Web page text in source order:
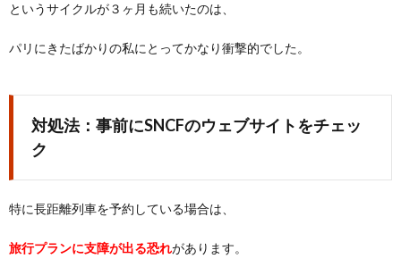
というサイクルが３ヶ月も続いたのは、
パリにきたばかりの私にとってかなり衝撃的でした。
対処法：事前にSNCFのウェブサイトをチェッ
ク
特に長距離列車を予約している場合は、
旅行プランに支障が出る恐れがあります。